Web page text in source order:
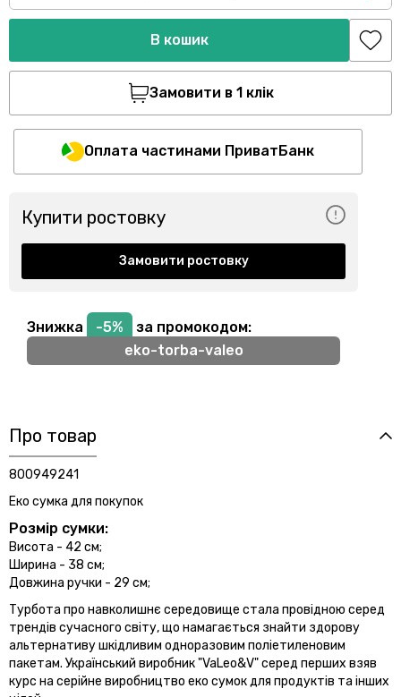
В кошик
Замовити в 1 клік
Оплата частинами ПриватБанк
Купити ростовку
Замовити ростовку
Знижка -5%
за промокодом:
eko-torba-valeo
Про товар
800949241
Еко сумка для покупок
Розмір сумки:
Висота - 42 см;
Ширина - 38 см;
Довжина ручки - 29 см;
Турбота про навколишнє середовище стала провідною серед
трендів сучасного світу, що намагається знайти здорову
альтернативу шкідливим одноразовим поліетиленовим
пакетам. Український виробник "VaLeo&V" серед перших взяв
курс на серійне виробництво еко сумок для продуктів та інших